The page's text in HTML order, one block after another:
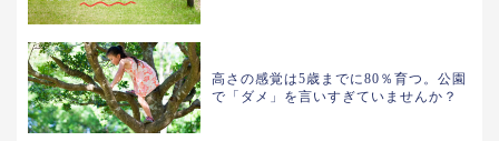
高さの感覚は5歳までに80％育つ。公園
で「ダメ」を言いすぎていませんか？